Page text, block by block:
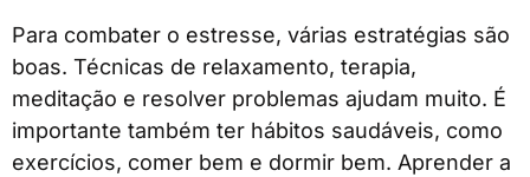
Para combater o estresse, várias estratégias são
boas. Técnicas de relaxamento, terapia,
meditação e resolver problemas ajudam muito. É
importante também ter hábitos saudáveis, como
exercícios, comer bem e dormir bem. Aprender a